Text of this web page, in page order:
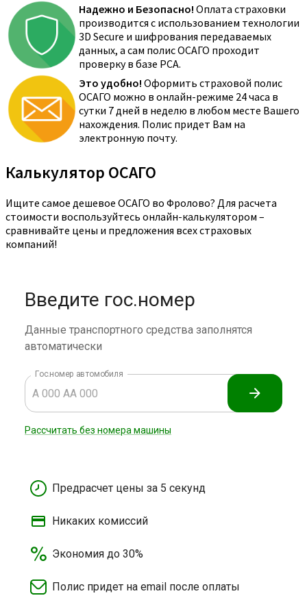
Надежно и Безопасно! Оплата страховки
производится с использованием технологии
3D Secure и шифрования передаваемых
данных, а сам полис ОСАГО проходит
проверку в базе РСА.
Это удобно! Оформить страховой полис
ОСАГО можно в онлайн-режиме 24 часа в
сутки 7 дней в неделю в любом месте Вашего
нахождения. Полис придет Вам на
электронную почту.
Калькулятор ОСАГО
Ищите самое дешевое ОСАГО во Фролово? Для расчета
стоимости воспользуйтесь онлайн-калькулятором –
сравнивайте цены и предложения всех страховых
компаний!